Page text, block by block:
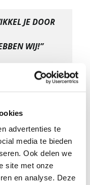
advertenties te
media te bieden
Ook delen we
site met onze
en analyse. Deze
JE DOOR
WIJ!”